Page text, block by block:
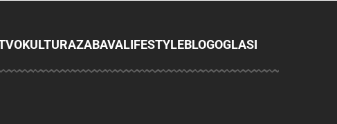
KULTURAZABAVALIFESTYLEBLOGOGLASI